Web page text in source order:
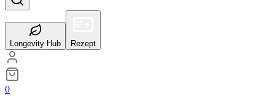
Longevity Hub Rezept
0